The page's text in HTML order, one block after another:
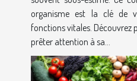
organisme est la clé de
fonctions vitales. Découvrez
prêter attention à sa...